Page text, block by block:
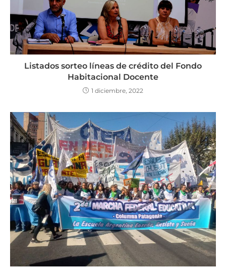
Listados sorteo líneas de crédito del Fondo
Habitacional Docente
1 diciembre, 2022